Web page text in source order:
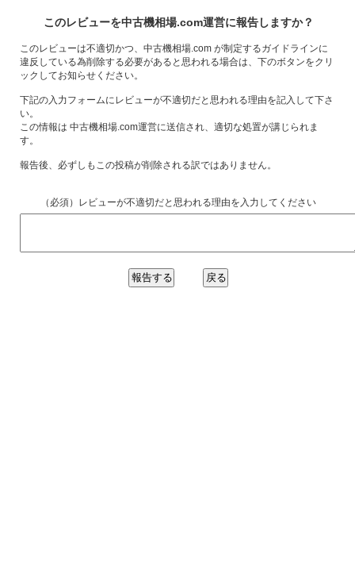
このレビューを中古機相場.com運営に報告しますか？
このレビューは不適切かつ、中古機相場.com が制定するガイドラインに
違反している為削除する必要があると思われる場合は、下のボタンをクリ
ックしてお知らせください。
下記の入力フォームにレビューが不適切だと思われる理由を記入して下さ
い。
この情報は 中古機相場.com運営に送信され、適切な処置が講じられま
す。
報告後、必ずしもこの投稿が削除される訳ではありません。
（必須）レビューが不適切だと思われる理由を入力してください